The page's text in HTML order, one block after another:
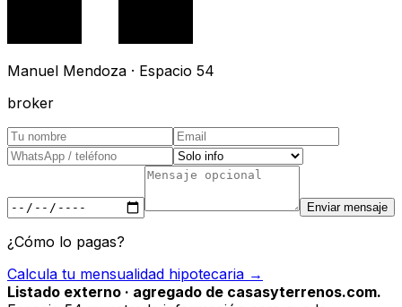
Manuel Mendoza · Espacio 54
broker
Enviar mensaje
¿Cómo lo pagas?
Calcula tu mensualidad hipotecaria →
Listado externo · agregado de casasyterrenos.com.